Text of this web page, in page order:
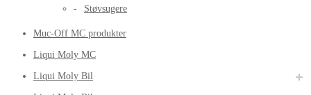
Støvsugere
Muc-Off MC produkter
Liqui Moly MC
Liqui Moly Bil